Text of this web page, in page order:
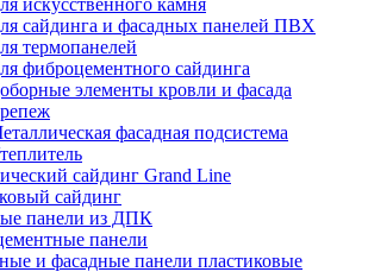
искусственного камня
сайдинга и фасадных панелей ПВХ
термопанелей
фиброцементного сайдинга
элементы кровли и фасада
фасадная подсистема
сайдинг Grand Line
сайдинг
панели из ДПК
панели
и фасадные панели пластиковые